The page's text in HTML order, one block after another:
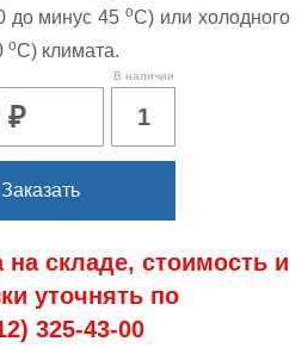
до минус 45оС) или холодного
оС) климата.
₽ 1
В наличии
Заказать
на складе, стоимость и
уточнять по
325-43-00